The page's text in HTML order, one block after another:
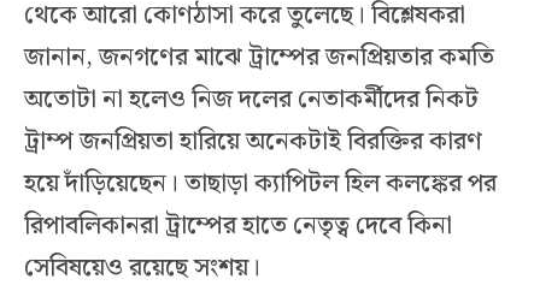
থেকে আরো কোণঠাসা করে তুলেছে। বিশ্লেষকরা
জানান, জনগণের মাঝে ট্রাম্পের জনপ্রিয়তার কমতি
অতোটা না হলেও নিজ দলের নেতাকর্মীদের নিকট
ট্রাম্প জনপ্রিয়তা হারিয়ে অনেকটাই বিরক্তির কারণ
হয়ে দাঁড়িয়েছেন। তাছাড়া ক্যাপিটল হিল কলঙ্কের পর
রিপাবলিকানরা ট্রাম্পের হাতে নেতৃত্ব দেবে কিনা
সেবিষয়েও রয়েছে সংশয়।